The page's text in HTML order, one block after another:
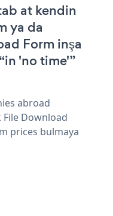
at kendin
ya da
Form inşa
'no time'”
abroad
File Download
prices bulmaya